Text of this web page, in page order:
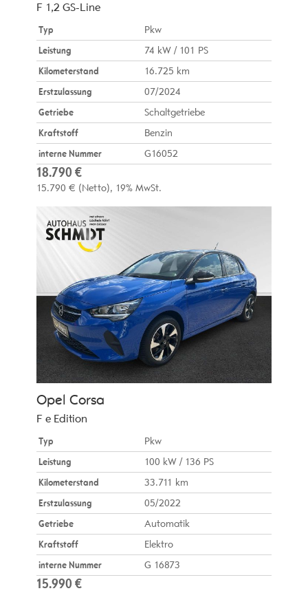
F 1,2 GS-Line
Typ
Pkw
Leistung
74 kW / 101 PS
Kilometerstand
16.725 km
Erstzulassung
07/2024
Getriebe
Schaltgetriebe
Kraftstoff
Benzin
interne Nummer
G16052
18.790 €
15.790 € (Netto) 19% MwSt.
Opel Corsa
F e Edition
Typ
Pkw
Leistung
100 kW / 136 PS
Kilometerstand
33.711 km
Erstzulassung
05/2022
Getriebe
Automatik
Kraftstoff
Elektro
interne Nummer
G 16873
15.990 €